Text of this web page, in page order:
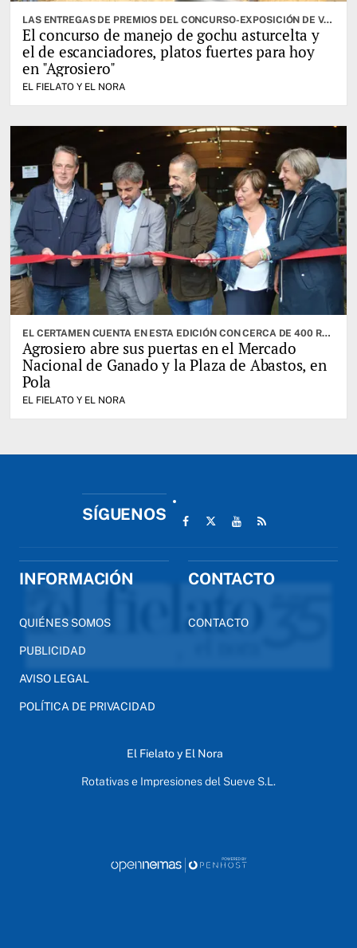
LAS ENTREGAS DE PREMIOS DEL CONCURSO-EXPOSICIÓN DE VACUNO SELECTO, OTRA DE LAS CITAS IMPORTANTES
El concurso de manejo de gochu asturcelta y
el de escanciadores, platos fuertes para hoy
en "Agrosiero"
EL FIELATO Y EL NORA
EL CERTAMEN CUENTA EN ESTA EDICIÓN CON CERCA DE 400 RESES. CABRANES ES EL CONCEJO INVITADO
Agrosiero abre sus puertas en el Mercado
Nacional de Ganado y la Plaza de Abastos, en
Pola
EL FIELATO Y EL NORA
SÍGUENOS
INFORMACIÓN
QUIÉNES SOMOS
PUBLICIDAD
AVISO LEGAL
POLÍTICA DE PRIVACIDAD
CONTACTO
CONTACTO
El Fielato y El Nora
Rotativas e Impresiones del Sueve S.L.